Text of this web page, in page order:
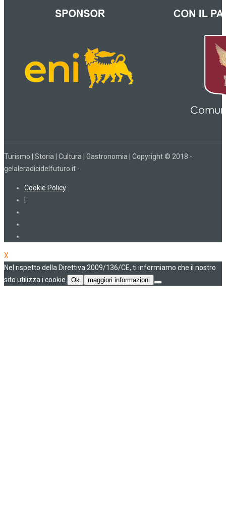
Turismo | Storia | Cultura | Gastronomia | Copyright © 2018 -
gelaleradicidelfuturo.it -
Cookie Policy
X
Nel rispetto della Direttiva 2009/136/CE, ti informiamo che il nostro
sito utilizza i cookie.
Ok maggiori informazioni